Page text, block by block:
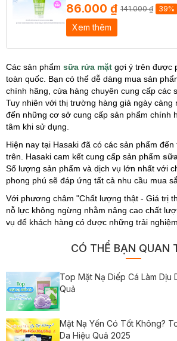
86.000 ₫ 141.000 ₫ 39%
Xem thêm
Các sản phẩm sữa rửa mặt gợi ý trên được
toàn quốc. Bạn có thể dễ dàng mua sản
chính hãng, cửa hàng chuyên cung cấp các
Tuy nhiên với thị trường hàng giả ngày càng
đến những cơ sở cung cấp sản phẩm chính
tâm khi sử dụng.
Hiện nay tại Hasaki đã có các sản phẩm
trên. Hasaki cam kết cung cấp sản phẩm
Số lượng sản phẩm và dịch vụ lớn nhất với
phong phú sẽ đáp ứng tất cả nhu cầu mua
Với phương châm "Chất lượng thật - Giá trị
nỗ lực không ngừng nhằm nâng cao chất
vụ để khách hàng có được những trải
CÓ THỂ BẠN QUAN
Top Mặt Nạ Diếp Cá Làm Dịu
Quả
Mặt Nạ Yến Có Tốt Không?
Da Hiệu Quả 2025